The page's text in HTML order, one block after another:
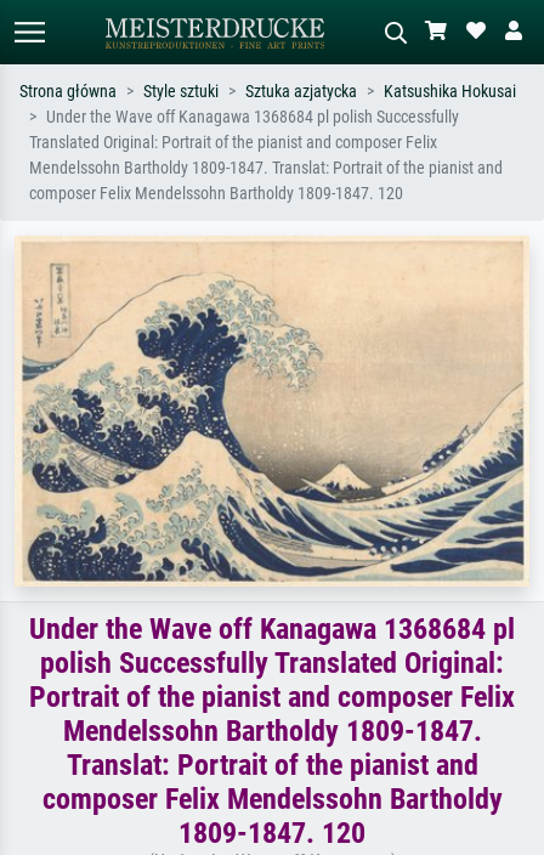
Wyszukiwanie standardowe Wyszukiwanie obrazów AI
Szukaj wg artysty, tytułu lub stylu – np.
Monet, Gwiaździsta noc,
Opisz scenę – np. zielona łąka,
abstrakcja z czerwienią, ciemny olej,
Strona główna Style sztuki Sztuka azjatycka
Katsushika Hokusai
Under the Wave off Kanagawa 1368684 pl polish Successfully
Translated Original: Portrait of the pianist and composer Felix
Mendelssohn Bartholdy 1809-1847. Translat: Portrait of the pianist and
composer Felix Mendelssohn Bartholdy 1809-1847. 120
Under the Wave off Kanagawa 1368684 pl
polish Successfully Translated Original:
Portrait of the pianist and composer Felix
Mendelssohn Bartholdy 1809-1847.
Translat: Portrait of the pianist and
composer Felix Mendelssohn Bartholdy
1809-1847. 120